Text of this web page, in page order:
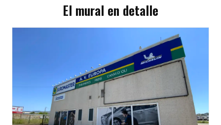
El mural en detalle